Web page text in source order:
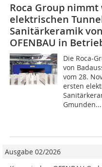
Roca Group
elektrischen
Sanitärkeramik
OFENBAU in
Die Roca-
von
vom 28.
ersten
Gmunden...
Ausgabe 02/2026